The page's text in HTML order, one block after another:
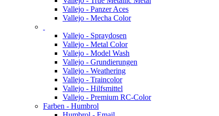
Vallejo - Panzer Aces
Vallejo - Mecha Color
Vallejo - Spraydosen
Vallejo - Metal Color
Vallejo - Model Wash
Vallejo - Grundierungen
Vallejo - Weathering
Vallejo - Traincolor
Vallejo - Hilfsmittel
Vallejo - Premium RC-Color
Farben - Humbrol